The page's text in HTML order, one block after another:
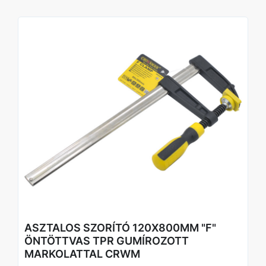
fúrás és szerelési feladatok során.
Markolat: TPR (ergonomikus, csúszásmentes)
Tanúsítvány: TÜV/GS
Csomagolás: Akasztókártya (Hangtag)
ASZTALOS SZORÍTÓ 120X800MM "F"
ÖNTÖTTVAS TPR GUMÍROZOTT
MARKOLATTAL CRWM